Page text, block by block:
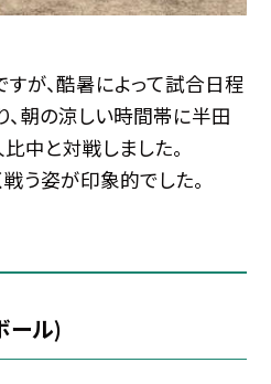
が、酷暑によって試合日程
朝の涼しい時間帯に半田
中と対戦しました。
う姿が印象的でした。
ール)